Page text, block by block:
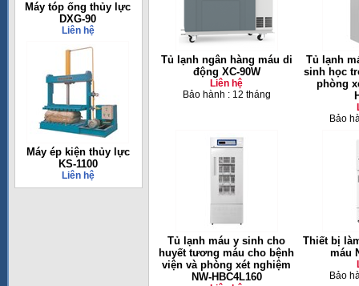
Máy tóp ống thủy lực
DXG-90
Liên hệ
Máy ép kiện thủy lực
KS-1100
Liên hệ
Tủ lạnh ngân hàng máu di
động XC-90W
Liên hệ
Bảo hành : 12 tháng
Tủ lạnh
sinh học
phòng
Bảo
Tủ lạnh máu y sinh cho
huyết tương máu cho bệnh
viện và phòng xét nghiệm
NW-HBC4L160
Thiết bị
máu
Bảo